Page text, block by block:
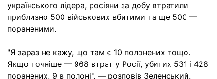
українського лідера, росіяни за добу втратили
приблизно 500 військових вбитими та ще 500 —
пораненими.
"Я зараз не кажу, що там є 10 полонених тощо.
Якщо точніше — 968 втрат у Росії, убитих 531 і 428
поранених, 9 в полоні", — розповів Зеленський.